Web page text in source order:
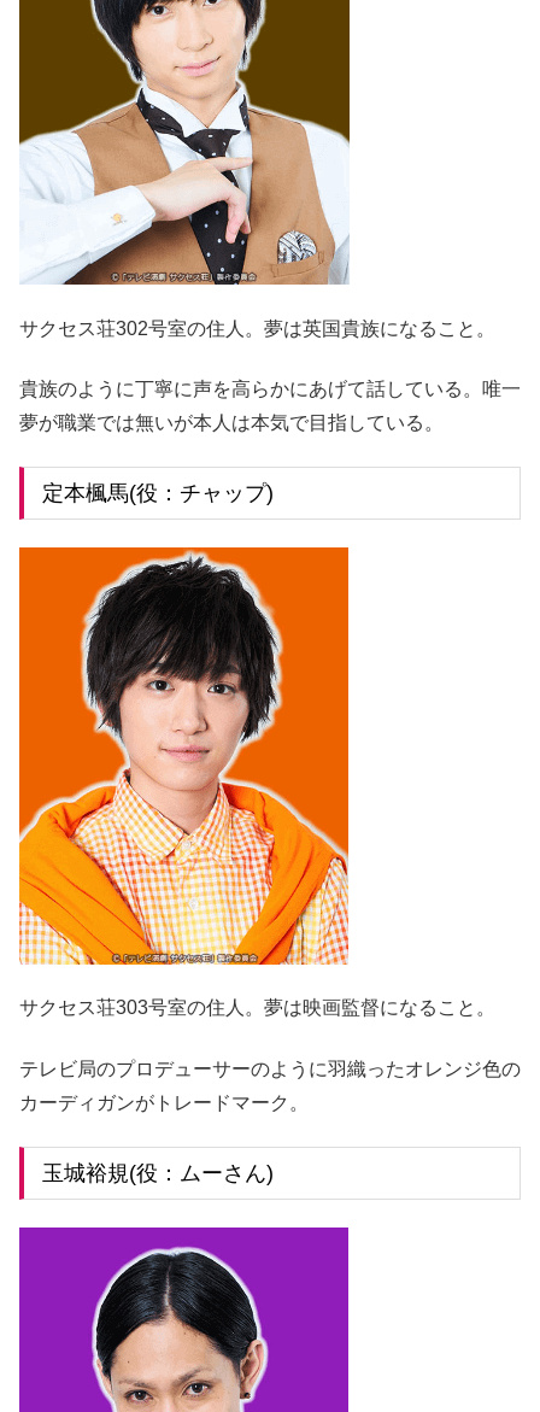
サクセス荘302号室の住人。夢は英国貴族になること。
貴族のように丁寧に声を高らかにあげて話している。唯一
夢が職業では無いが本人は本気で目指している。
定本楓馬(役：チャップ)
サクセス荘303号室の住人。夢は映画監督になること。
テレビ局のプロデューサーのように羽織ったオレンジ色の
カーディガンがトレードマーク。
玉城裕規(役：ムーさん)